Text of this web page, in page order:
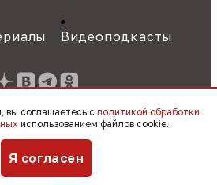
Видеоподкасты
вы соглашаетесь с политикой обработки
использованием файлов cookie.
Я согласен